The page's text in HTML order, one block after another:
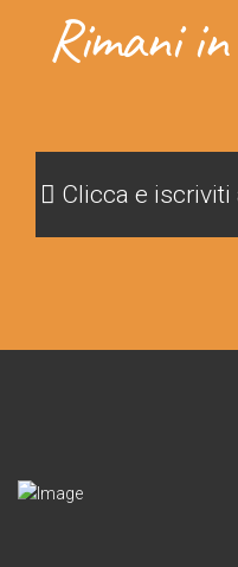
Rimani
Clicca e iscriviti